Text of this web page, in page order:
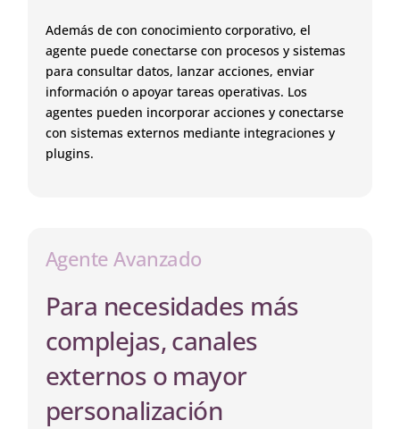
Además de con conocimiento corporativo, el
agente puede conectarse con procesos y sistemas
para consultar datos, lanzar acciones, enviar
información o apoyar tareas operativas. Los
agentes pueden incorporar acciones y conectarse
con sistemas externos mediante integraciones y
plugins.
Agente Avanzado
Para necesidades más
complejas, canales
externos o mayor
personalización